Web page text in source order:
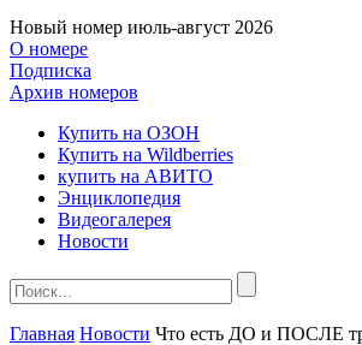
Новый номер июль-август 2026
О номере
Подписка
Архив номеров
Купить на ОЗОН
Купить на Wildberries
купить на АВИТО
Энциклопедия
Видеогалерея
Новости
Главная Новости Что есть ДО и ПОСЛЕ